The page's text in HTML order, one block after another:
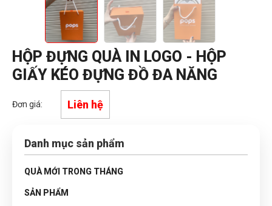
HỘP ĐỰNG QUÀ IN LOGO - HỘP
GIẤY KÉO ĐỰNG ĐỒ ĐA NĂNG
Đơn giá: Liên hệ
Danh mục sản phẩm
QUÀ MỚI TRONG THÁNG
SẢN PHẨM